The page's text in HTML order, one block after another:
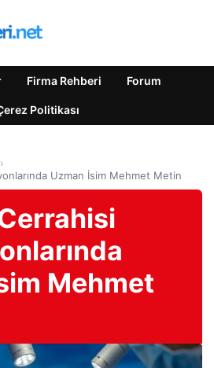
Firma Rehberi Forum
Politikası
›
Uzman İsim Mehmet Metin
Mehmet